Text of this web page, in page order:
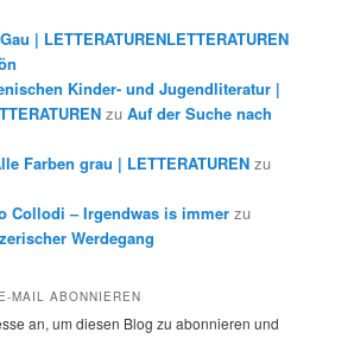
| LETTERATURENLETTERATUREN
Kinder- und Jugendliteratur |
zuAuf der Suche nach
Farben grau | LETTERATUREN zu
Collodi – Irgendwas is immer zu
Werdegang
MAIL ABONNIEREN
an, um diesen Blog zu abonnieren und